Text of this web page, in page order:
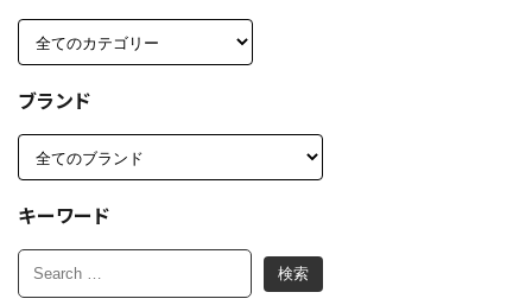
ブランド
キーワード